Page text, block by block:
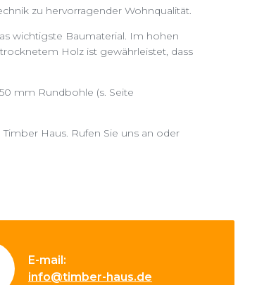
zu hervorragender Wohnqualität.
wichtigste Baumaterial. Im hohen
Holz ist gewährleistet, dass
mm Rundbohle (s. Seite
Haus. Rufen Sie uns an oder
E-mail:
info@timber-haus.de